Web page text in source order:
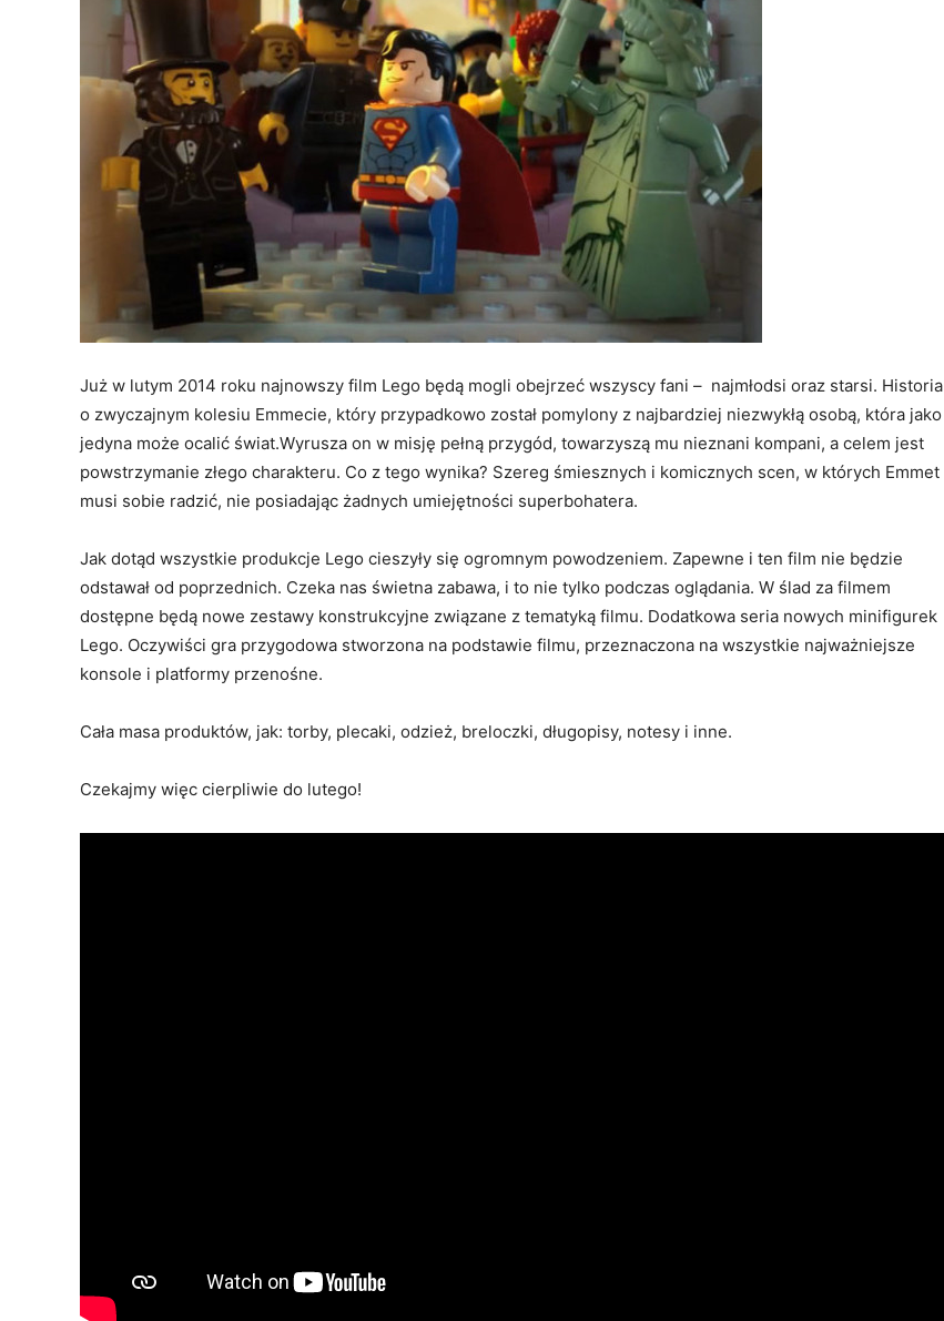
Już w lutym 2014 roku najnowszy film Lego będą mogli obejrzeć wszyscy fani – najmłodsi oraz starsi. Historia
o zwyczajnym kolesiu Emmecie, który przypadkowo został pomylony z najbardziej niezwykłą osobą, która jako
jedyna może ocalić świat.Wyrusza on w misję pełną przygód, towarzyszą mu nieznani kompani, a celem jest
powstrzymanie złego charakteru. Co z tego wynika? Szereg śmiesznych i komicznych scen, w których Emmet
musi sobie radzić, nie posiadając żadnych umiejętności superbohatera.
Jak dotąd wszystkie produkcje Lego cieszyły się ogromnym powodzeniem. Zapewne i ten film nie będzie
odstawał od poprzednich. Czeka nas świetna zabawa, i to nie tylko podczas oglądania. W ślad za filmem
dostępne będą nowe zestawy konstrukcyjne związane z tematyką filmu. Dodatkowa seria nowych minifigurek
Lego. Oczywiści gra przygodowa stworzona na podstawie filmu, przeznaczona na wszystkie najważniejsze
konsole i platformy przenośne.
Cała masa produktów, jak: torby, plecaki, odzież, breloczki, długopisy, notesy i inne.
Czekajmy więc cierpliwie do lutego!